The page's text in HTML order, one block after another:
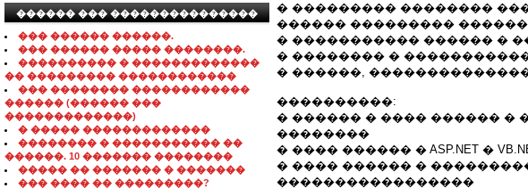
������ ��� ���������������
��� ������ ������.
��� ������ ����� ��������.
���������� � �������������
�� ��������� ������������
��� �������� ������������
������ (������ ���
�������������)
� ����� �������������
�������� � ����������� ��
������. 10 ������� ��������
����� �� ������� � �������
��� ���� �� ���������?
� ��������� ��������
������ ���������
� ����������� ������ �
� �������� �
� ������,
����������:
� ������ � ���� ������ �
��������
� ���� ������ � ASP.NET �
� ���� ������ �
�����������������